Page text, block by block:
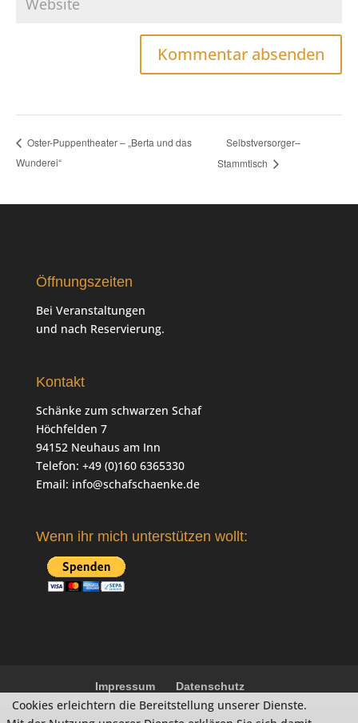
Oster-Puppentheater – „Berta und das
Wunderei“
Selbstversorger–
Stammtisch
Öffnungszeiten
Bei Veranstaltungen
und nach Reservierung.
Kontakt
Schänke zum schwarzen Schaf
Höchfelden 7
94152 Neuhaus am Inn
Telefon: +49 (0)160 6365330
Email: info@schafschaenke.de
Wenn ihr mich unterstützen wollt:
Impressum Datenschutz
Cookies erleichtern die Bereitstellung unserer Dienste.